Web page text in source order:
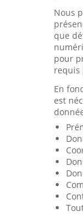
Nous
que
pour
requis
En
est